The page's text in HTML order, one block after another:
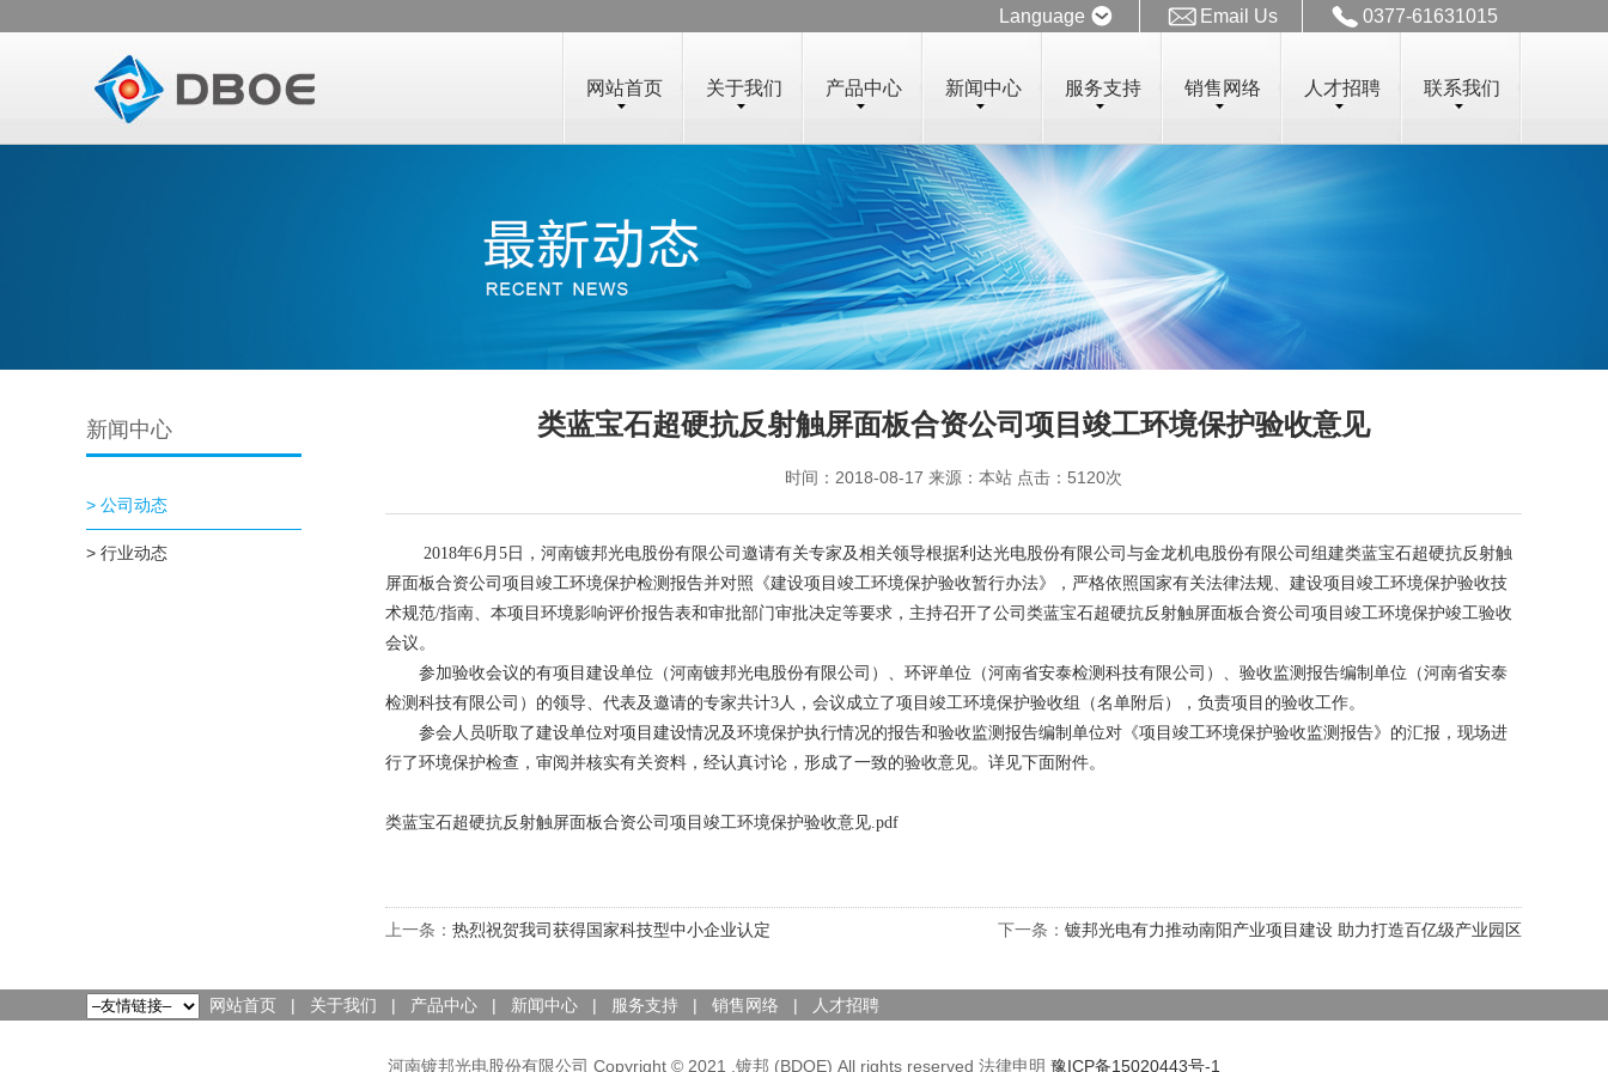
Language Email Us 0377-61631015
网站首页 关于我们 产品中心 新闻中心 服务支持 销售网络 人才招聘 联系我们
新闻中心
> 公司动态
> 行业动态
类蓝宝石超硬抗反射触屏面板合资公司项目竣工环境保护验收意见
时间：2018-08-17 来源：本站 点击：5120次
2018年6月5日，河南镀邦光电股份有限公司邀请有关专家及相关领导根据利达光电股份有限公司与金龙机电股份有限公司组建类蓝宝石超硬抗反射触
屏面板合资公司项目竣工环境保护检测报告并对照《建设项目竣工环境保护验收暂行办法》，严格依照国家有关法律法规、建设项目竣工环境保护验收技
术规范/指南、本项目环境影响评价报告表和审批部门审批决定等要求，主持召开了公司类蓝宝石超硬抗反射触屏面板合资公司项目竣工环境保护竣工验收
会议。
参加验收会议的有项目建设单位（河南镀邦光电股份有限公司）、环评单位（河南省安泰检测科技有限公司）、验收监测报告编制单位（河南省安泰
检测科技有限公司）的领导、代表及邀请的专家共计3人，会议成立了项目竣工环境保护验收组（名单附后），负责项目的验收工作。
参会人员听取了建设单位对项目建设情况及环境保护执行情况的报告和验收监测报告编制单位对《项目竣工环境保护验收监测报告》的汇报，现场进
行了环境保护检查，审阅并核实有关资料，经认真讨论，形成了一致的验收意见。详见下面附件。
类蓝宝石超硬抗反射触屏面板合资公司项目竣工环境保护验收意见.pdf
上一条： 热烈祝贺我司获得国家科技型中小企业认定 下一条： 镀邦光电有力推动南阳产业项目建设 助力打造百亿级产业园区
网站首页 | 关于我们 | 产品中心 | 新闻中心 | 服务支持 | 销售网络 |
人才招聘
地址：河南省南阳市高新区光电产业园区（信臣路） 电话：0377-61631015 传真：0377-61631166
河南镀邦光电股份有限公司 Copyright © 2021 ,镀邦 (BDOE) All rights reserved 法律申明 豫ICP备15020443号-1